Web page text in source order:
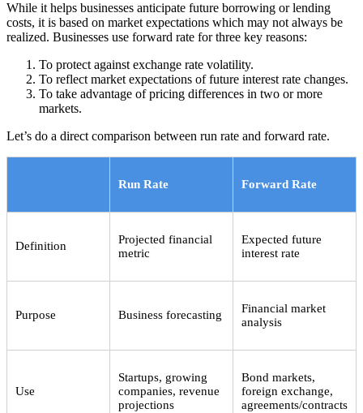
While it helps businesses anticipate future borrowing or lending
costs, it is based on market expectations which may not always be
realized. Businesses use forward rate for three key reasons:
To protect against exchange rate volatility.
To reflect market expectations of future interest rate changes.
To take advantage of pricing differences in two or more
markets.
Let’s do a direct comparison between run rate and forward rate.
Run Rate Forward Rate
Definition
Projected financial
metric
Expected future
interest rate
Purpose Business forecasting
Financial market
analysis
Use
Startups, growing
companies, revenue
projections
Bond markets,
foreign exchange,
agreements/contracts